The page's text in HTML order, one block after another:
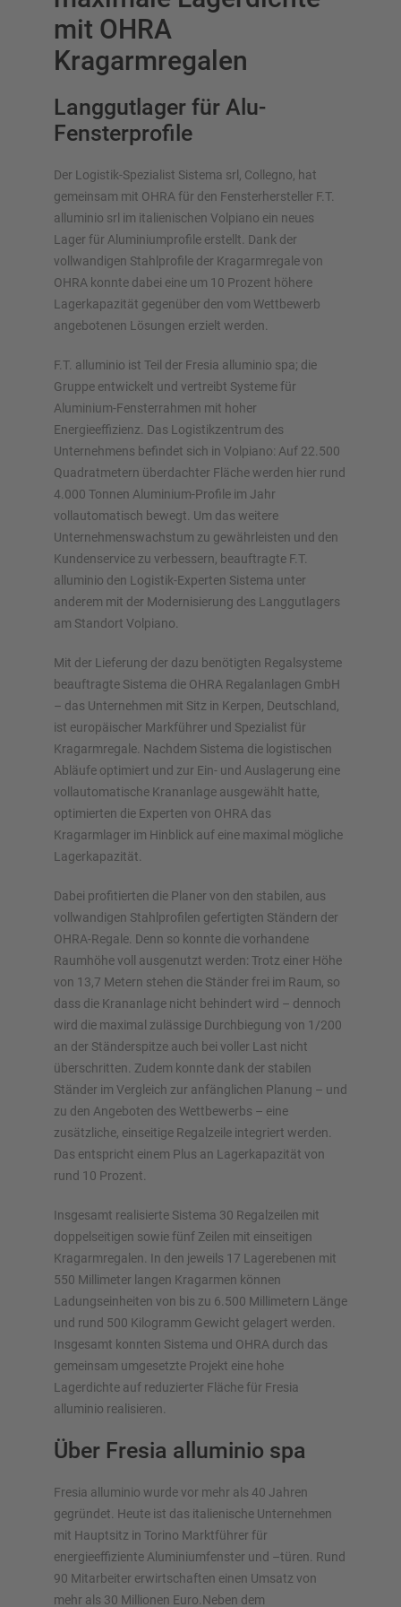
mit OHRA
Kragarmregalen
Langgutlager für Alu-
Fensterprofile
Der Logistik-Spezialist Sistema srl, Collegno, hat
gemeinsam mit OHRA für den Fensterhersteller F.T.
alluminio srl im italienischen Volpiano ein neues
Lager für Aluminiumprofile erstellt. Dank der
vollwandigen Stahlprofile der Kragarmregale von
OHRA konnte dabei eine um 10 Prozent höhere
Lagerkapazität gegenüber den vom Wettbewerb
angebotenen Lösungen erzielt werden.
F.T. alluminio ist Teil der Fresia alluminio spa; die
Gruppe entwickelt und vertreibt Systeme für
Aluminium-Fensterrahmen mit hoher
Energieeffizienz. Das Logistikzentrum des
Unternehmens befindet sich in Volpiano: Auf 22.500
Quadratmetern überdachter Fläche werden hier rund
4.000 Tonnen Aluminium-Profile im Jahr
vollautomatisch bewegt. Um das weitere
Unternehmenswachstum zu gewährleisten und den
Kundenservice zu verbessern, beauftragte F.T.
alluminio den Logistik-Experten Sistema unter
anderem mit der Modernisierung des Langgutlagers
am Standort Volpiano.
Mit der Lieferung der dazu benötigten Regalsysteme
beauftragte Sistema die OHRA Regalanlagen GmbH
– das Unternehmen mit Sitz in Kerpen, Deutschland,
ist europäischer Markführer und Spezialist für
Kragarmregale. Nachdem Sistema die logistischen
Abläufe optimiert und zur Ein- und Auslagerung eine
vollautomatische Krananlage ausgewählt hatte,
optimierten die Experten von OHRA das
Kragarmlager im Hinblick auf eine maximal mögliche
Lagerkapazität.
Dabei profitierten die Planer von den stabilen, aus
vollwandigen Stahlprofilen gefertigten Ständern der
OHRA-Regale. Denn so konnte die vorhandene
Raumhöhe voll ausgenutzt werden: Trotz einer Höhe
von 13,7 Metern stehen die Ständer frei im Raum, so
dass die Krananlage nicht behindert wird – dennoch
wird die maximal zulässige Durchbiegung von 1/200
an der Ständerspitze auch bei voller Last nicht
überschritten. Zudem konnte dank der stabilen
Ständer im Vergleich zur anfänglichen Planung – und
zu den Angeboten des Wettbewerbs – eine
zusätzliche, einseitige Regalzeile integriert werden.
Das entspricht einem Plus an Lagerkapazität von
rund 10 Prozent.
Insgesamt realisierte Sistema 30 Regalzeilen mit
doppelseitigen sowie fünf Zeilen mit einseitigen
Kragarmregalen. In den jeweils 17 Lagerebenen mit
550 Millimeter langen Kragarmen können
Ladungseinheiten von bis zu 6.500 Millimetern Länge
und rund 500 Kilogramm Gewicht gelagert werden.
Insgesamt konnten Sistema und OHRA durch das
gemeinsam umgesetzte Projekt eine hohe
Lagerdichte auf reduzierter Fläche für Fresia
alluminio realisieren.
Über Fresia alluminio spa
Fresia alluminio wurde vor mehr als 40 Jahren
gegründet. Heute ist das italienische Unternehmen
mit Hauptsitz in Torino Marktführer für
energieeffiziente Aluminiumfenster und –türen. Rund
90 Mitarbeiter erwirtschaften einen Umsatz von
mehr als 30 Millionen Euro.Neben dem
Lagersysteme im Überblick
Palettenregale
Verschieberegale
Automatische Lagersysteme
Regalhalle
Lagerbühne
Planen Sie Ihr Regalsystem individuell mit unseren
Konfiguratoren – inklusive direkter Anfrage
Jetzt Regal konfigurieren